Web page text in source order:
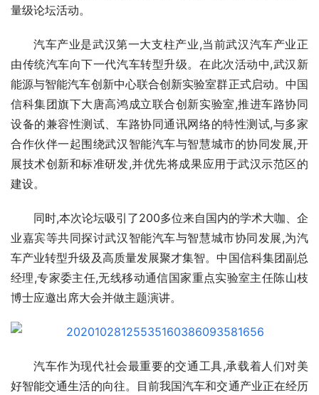
量级论坛活动。
汽车产业是武汉第一大支柱产业,当前武汉汽车产业正
由传统汽车向下一代汽车转型升级。在此次活动中,武汉新
能源与智能汽车创新中心联合创新实验室群正式启动。中国
信科集团旗下大唐高鸿成立联合创新实验室,推进车路协同
设备的兼容性测试、车路协同通讯网络的特性测试,与多家
合作伙伴一起围绕武汉智能汽车与智慧城市的协同发展,开
展技术创新和标准研发,并优先将成果应用于武汉示范区的
建设。
同时,本次论坛吸引了200多位来自国内的学术大咖、企
业嘉宾等共同探讨武汉智能汽车与智慧城市协同发展,为汽
车产业转型升级及高质量发展聚才集智。中国信科集团副总
经理,专家委主任,无线移动通信国家重点实验室主任陈山枝
博士应邀出席大会并做主题演讲。
汽车作为现代社会最重要的交通工具,承载着人们对美
好智能交通生活的向往。目前我国汽车和交通产业正在经历